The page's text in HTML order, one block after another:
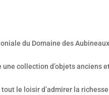
du Domaine des
collection d’objets anciens
le loisir d’admirer la